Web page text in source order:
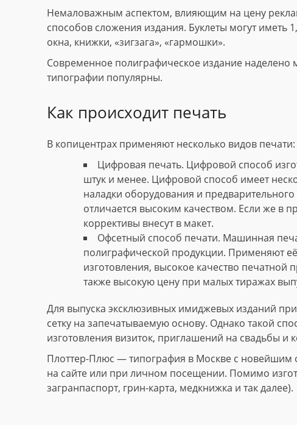
Немаловажным аспектом, влияющим на цену
способов сложения издания. Буклеты могут иметь
окна, книжки, «зигзага», «гармошки».
Современное полиграфическое издание наделено
типографии популярны.
Как происходит печать
В копицентрах применяют несколько видов печати:
Цифровая печать. Цифровой способ
штук и менее. Цифровой способ имеет
наладки оборудования и
отличается высоким качеством. Если же в
коррективы внесут в макет.
Офсетный способ печати. Машинная
полиграфической продукции. Применяют
изготовления, высокое качество
также высокую цену при малых тиражах
Для выпуска эксклюзивных имиджевых изданий
сетку на запечатываемую основу. Однако такой
изготовления визиток, приглашений на свадьбы и
Плоттер-Плюс — типография в Москве с новейшим
на сайте или при личном посещении. Помимо
загранпаспорт, грин-карта, медкнижка и так далее).